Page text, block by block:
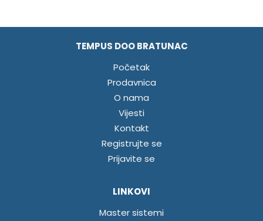
TEMPUS DOO BRATUNAC
Početak
Prodavnica
O nama
Vijesti
Kontakt
Registrujte se
Prijavite se
LINKOVI
Master sistemi